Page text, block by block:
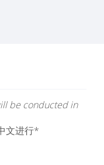
be conducted in
文进行*